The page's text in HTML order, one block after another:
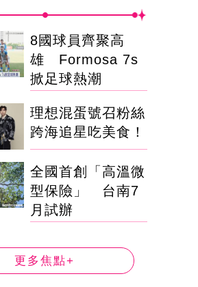
8國球員齊聚高
雄 Formosa 7s
掀足球熱潮
理想混蛋號召粉絲
跨海追星吃美食！
全國首創「高溫微
型保險」 台南7
月試辦
更多焦點+